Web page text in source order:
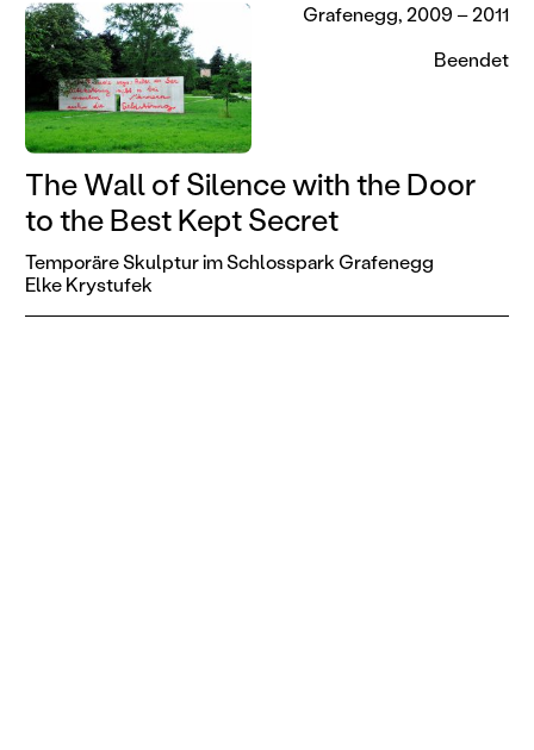
The Wall of Silence with the Door
to the Best Kept Secret
Temporäre Skulptur im Schlosspark Grafenegg
Elke Krystufek
Grafenegg, 2009 – 2011
Beendet